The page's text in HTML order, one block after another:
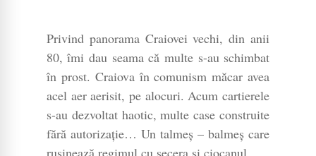
Privind panorama Craiovei vechi, din anii
80, îmi dau seama că multe s-au schimbat
în prost. Craiova în comunism măcar avea
acel aer aerisit, pe alocuri. Acum cartierele
s-au dezvoltat haotic, multe case construite
fără autorizație… Un talmeș – balmeș care
rușinează regimul cu secera și ciocanul.